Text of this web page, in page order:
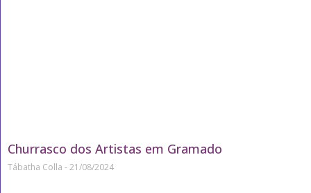
Churrasco dos Artistas em Gramado
Tábatha Colla 21/08/2024